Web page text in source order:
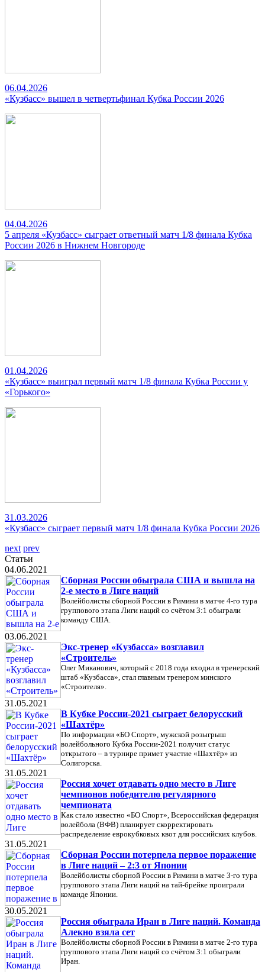
06.04.2026
«Кузбасс» вышел в четвертьфинал Кубка России 2026
04.04.2026
5 апреля «Кузбасс» сыграет ответный матч 1/8 финала Кубка
России 2026 в Нижнем Новгороде
01.04.2026
«Кузбасс» выиграл первый матч 1/8 финала Кубка России у
«Горького»
31.03.2026
«Кузбасс» сыграет первый матч 1/8 финала Кубка России 2026
next prev
Статьи
04.06.2021
Сборная России обыграла США и вышла на
2-е место в Лиге наций
Волейболисты сборной России в Римини в матче 4-го тура
группового этапа Лиги наций со счётом 3:1 обыграли
команду США.
03.06.2021
Экс-тренер «Кузбасса» возглавил
«Строитель»
Олег Миканович, который с 2018 года входил в тренерский
штаб «Кузбасса», стал главным тренером минского
«Строителя».
31.05.2021
В Кубке России-2021 сыграет белорусский
«Шахтёр»
По информации «БО Спорт», мужской розыгрыш
волейбольного Кубка России-2021 получит статус
открытого – в турнире примет участие «Шахтёр» из
Солигорска.
31.05.2021
Россия хочет отдавать одно место в Лиге
чемпионов победителю регулярного
чемпионата
Как стало известно «БО Спорт», Всероссийская федерация
волейбола (ВФВ) планирует скорректировать
распределение еврокубковых квот для российских клубов.
31.05.2021
Сборная России потерпела первое поражение
в Лиге наций – 2:3 от Японии
Волейболисты сборной России в Римини в матче 3-го тура
группового этапа Лиги наций на тай-брейке проиграли
команде Японии.
30.05.2021
Россия обыграла Иран в Лиге наций. Команда
Алекно взяла сет
Волейболисты сборной России в Римини в матче 2-го тура
группового этапа Лиги наций со счётом 3:1 обыграли
Иран.